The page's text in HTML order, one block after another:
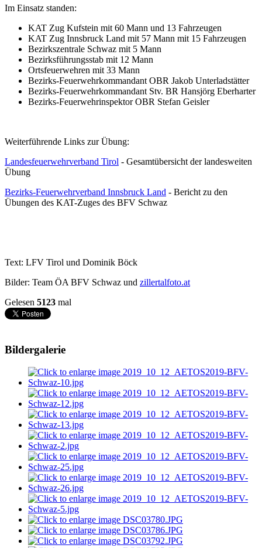
Im Einsatz standen:
KAT Zug Kufstein mit 60 Mann und 13 Fahrzeugen
KAT Zug Innsbruck Land mit 57 Mann mit 15 Fahrzeugen
Bezirkszentrale Schwaz mit 5 Mann
Bezirksführungsstab mit 12 Mann
Ortsfeuerwehren mit 33 Mann
Bezirks-Feuerwehrkommandant OBR Jakob Unterladstätter
Bezirks-Feuerwehrkommandant Stv. BR Hansjörg Eberharter
Bezirks-Feuerwehrinspektor OBR Stefan Geisler
Weiterführende Links zur Übung:
Landesfeuerwehrverband Tirol - Gesamtübersicht der landesweiten
Übung
Bezirks-Feuerwehrverband Innsbruck Land - Bericht zu den
Übungen des KAT-Zuges des BFV Schwaz
Text: LFV Tirol und Dominik Böck
Bilder: Team ÖA BFV Schwaz und zillertalfoto.at
Gelesen 5123 mal
Bildergalerie